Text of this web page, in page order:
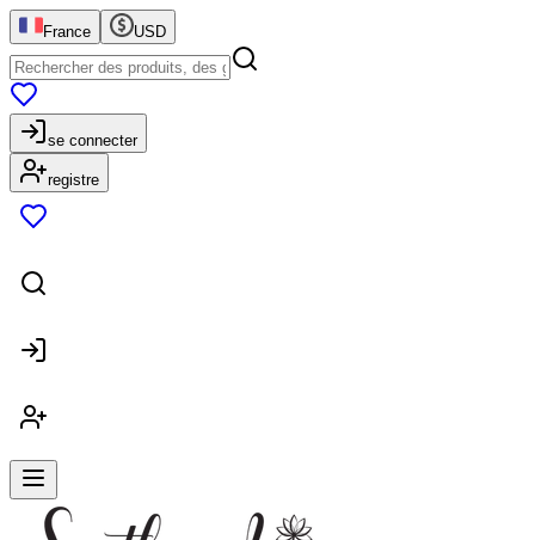
France USD
se connecter
registre